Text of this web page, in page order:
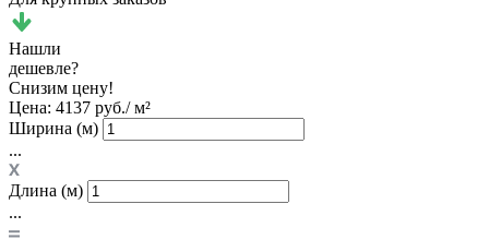
Нашли
дешевле?
Снизим цену!
Цена: 4137 руб./ м²
Ширина (м)
...
Длина (м)
...